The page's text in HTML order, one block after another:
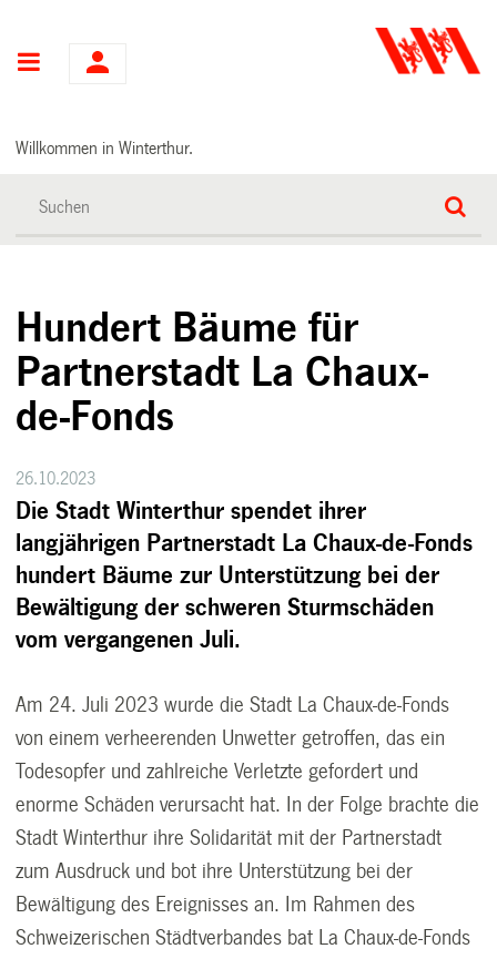
Hauptnavigation
Willkommen in Winterthur.
Hundert Bäume für
Partnerstadt La Chaux-
de-Fonds
26.10.2023
Die Stadt Winterthur spendet ihrer
langjährigen Partnerstadt La Chaux-de-Fonds
hundert Bäume zur Unterstützung bei der
Bewältigung der schweren Sturmschäden
vom vergangenen Juli.
Am 24. Juli 2023 wurde die Stadt La Chaux-de-Fonds
von einem verheerenden Unwetter getroffen, das ein
Todesopfer und zahlreiche Verletzte gefordert und
enorme Schäden verursacht hat. In der Folge brachte die
Stadt Winterthur ihre Solidarität mit der Partnerstadt
zum Ausdruck und bot ihre Unterstützung bei der
Bewältigung des Ereignisses an. Im Rahmen des
Schweizerischen Städtverbandes bat La Chaux-de-Fonds